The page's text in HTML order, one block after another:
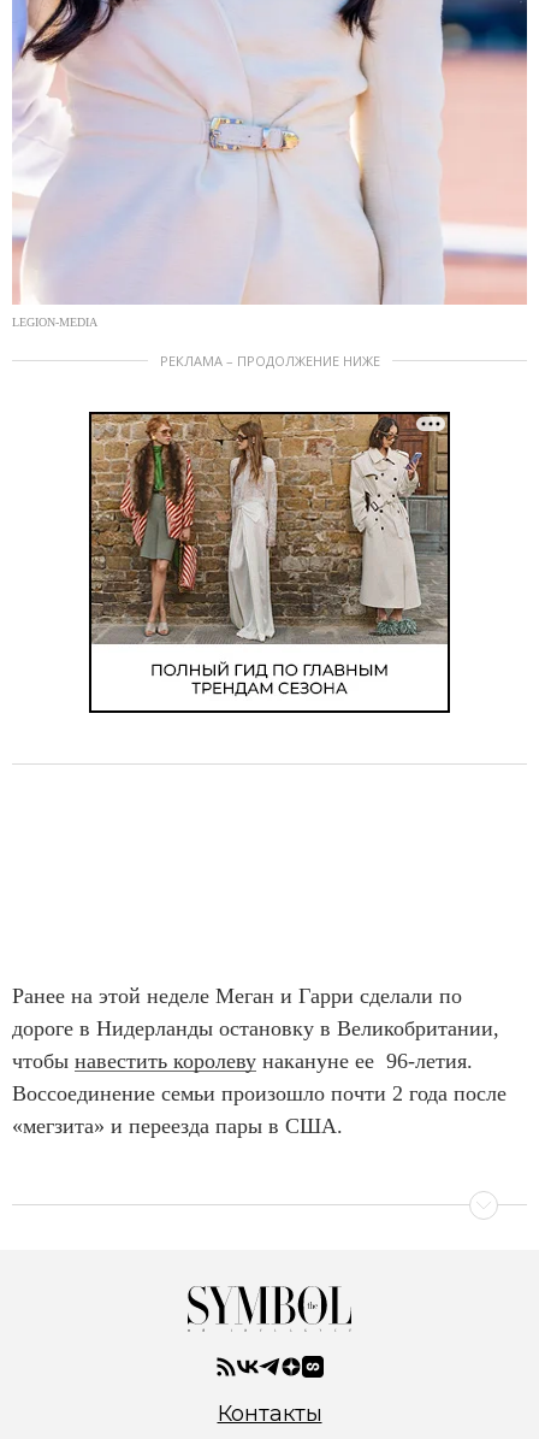
LEGION-MEDIA
РЕКЛАМА – ПРОДОЛЖЕНИЕ НИЖЕ
Ранее на этой неделе Меган и Гарри сделали по
дороге в Нидерланды остановку в Великобритании,
чтобы навестить королеву накануне ее 96-летия.
Воссоединение семьи произошло почти 2 года после
«мегзита» и переезда пары в США.
Контакты